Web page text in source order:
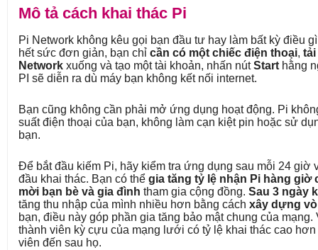
Mô tả cách khai thác Pi
Pi Network không kêu gọi bạn đầu tư hay làm bất kỳ điều
hết sức đơn giản, bạn chỉ cần có một chiếc điện thoại, tải
Network xuống và tạo một tài khoản, nhấn nútStart hằng
PI sẽ diễn ra dù máy bạn không kết nối internet.
Bạn cũng không cần phải mở ứng dụng hoạt động. Pi
suất điện thoại của bạn, không làm cạn kiệt pin hoặc sử
bạn.
Để bắt đầu kiếm Pi, hãy kiểm tra ứng dụng sau mỗi 24 giờ
đầu khai thác. Bạn có thể gia tăng tỷ lệ nhận Pi hàng giờ
mời bạn bè và gia đình tham gia cộng đồng. Sau 3 ngày
tăng thu nhập của mình nhiều hơn bằng cách xây dựng
bạn, điều này góp phần gia tăng bảo mật chung của
thành viên kỳ cựu của mạng lưới có tỷ lệ khai thác cao
viên đến sau họ.